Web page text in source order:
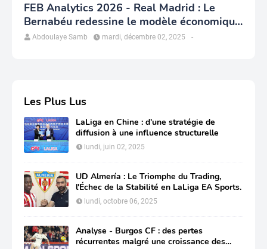
FEB Analytics 2026 - Real Madrid : Le
Bernabéu redessine le modèle économique
du club
Abdoulaye Samb -
mardi, décembre 02, 2025
Les Plus Lus
LaLiga en Chine : d'une stratégie de
diffusion à une influence structurelle
lundi, juin 02, 2025
UD Almería : Le Triomphe du Trading,
l'Échec de la Stabilité en LaLiga EA Sports.
lundi, octobre 06, 2025
Analyse - Burgos CF : des pertes
récurrentes malgré une croissance des